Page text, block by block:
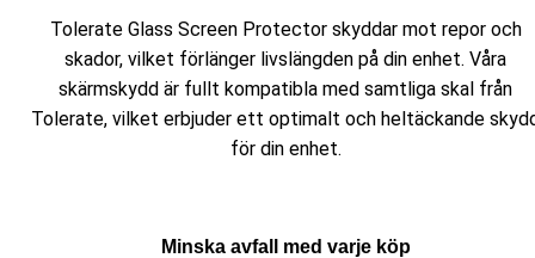
Tolerate Glass Screen Protector skyddar mot repor och
skador, vilket förlänger livslängden på din enhet. Våra
skärmskydd är fullt kompatibla med samtliga skal från
Tolerate, vilket erbjuder ett optimalt och heltäckande
för din enhet.
Minska avfall med varje köp